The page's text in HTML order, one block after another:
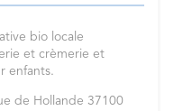
bio locale
et crèmerie et
enfants.
de Hollande 37100